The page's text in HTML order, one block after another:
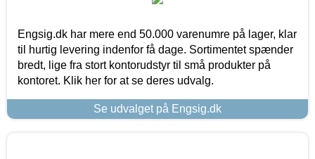
Engsig.dk har mere end 50.000 varenumre på lager, klar
til hurtig levering indenfor få dage. Sortimentet spænder
bredt, lige fra stort kontorudstyr til små produkter på
kontoret. Klik her for at se deres udvalg.
Se udvalget på Engsig.dk